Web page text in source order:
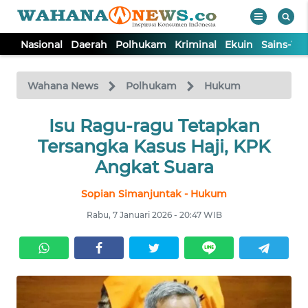
Nasional Daerah Polhukam Kriminal Ekuin Sains-
Wahana News Polhukam Hukum
Isu Ragu-ragu Tetapkan
Tersangka Kasus Haji, KPK
Angkat Suara
Sopian Simanjuntak - Hukum
Rabu, 7 Januari 2026 - 20:47 WIB
TV
Tutup
NASIONAL
KRIMINAL
EKUIN